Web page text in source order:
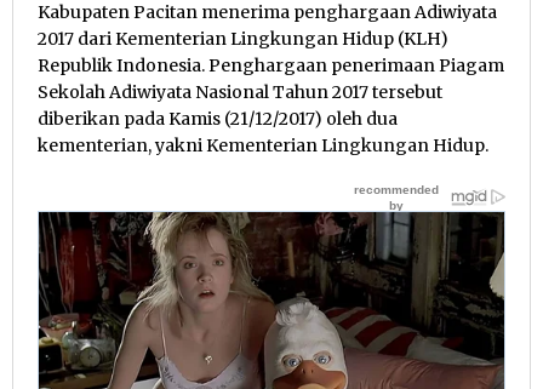
Kabupaten Pacitan menerima penghargaan Adiwiyata
2017 dari Kementerian Lingkungan Hidup (KLH)
Republik Indonesia. Penghargaan penerimaan Piagam
Sekolah Adiwiyata Nasional Tahun 2017 tersebut
diberikan pada Kamis (21/12/2017) oleh dua
kementerian, yakni Kementerian Lingkungan Hidup.